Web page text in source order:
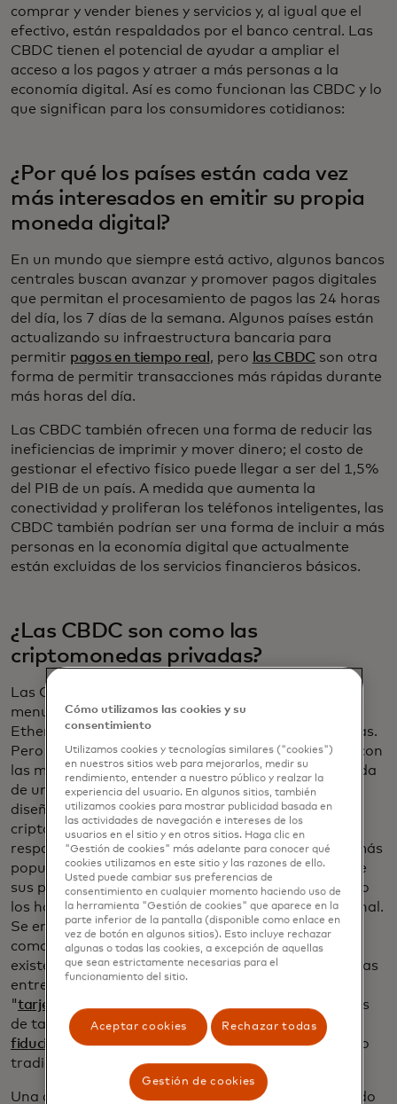
comprar y vender bienes y servicios y, al igual que el
efectivo, están respaldados por el banco central. Las
CBDC tienen el potencial de ayudar a ampliar el
acceso a los pagos y atraer a más personas a la
economía digital. Así es como funcionan las CBDC y lo
que significan para los consumidores cotidianos:
¿Por qué los países están cada vez
más interesados en emitir su propia
moneda digital?
En un mundo que siempre está activo, algunos bancos
centrales buscan avanzar y promover pagos digitales
que permitan el procesamiento de pagos las 24 horas
del día, los 7 días de la semana. Algunos países están
actualizando su infraestructura bancaria para
permitir pagos en tiempo real , pero las CBDC son otra
forma de permitir transacciones más rápidas durante
más horas del día.
Las CBDC también ofrecen una forma de reducir las
ineficiencias de imprimir y mover dinero; el costo de
gestionar el efectivo físico puede llegar a ser del 1,5%
del PIB de un país. A medida que aumenta la
conectividad y proliferan los teléfonos inteligentes, las
CBDC también podrían ser una forma de incluir a más
personas en la economía digital que actualmente
están excluidas de los servicios financieros básicos.
¿Las CBDC son como las
criptomonedas privadas?
Las CBDC y las criptomonedas privadas que a
menudo aparecen en las noticias, como Bitcoin y
Ether, son monedas digitales sin contrapartes físicas.
Pero las CBDC son emitidas por un banco central, con
las mismas garantías que respaldan el papel moneda
de una nación: son equivalentes al efectivo y están
diseñadas para las transacciones diarias. Las
criptomonedas privadas, en comparación, no están
respaldadas por un gobierno. Las criptomonedas más
populares son de libre flotación, lo que significa que
sus precios están determinados por el mercado. Eso
los hace mucho más volátiles que el dinero tradicional.
Se emplearon más como vehículos de inversión que
como moneda real para el comercio diario, aunque
existe una creciente aceptación de las criptomonedas
entre los comerciantes y nuevas opciones como las
"tarjetas criptográficas
", que permiten a los titulares
de tarjetas
convertir sus criptomonedas en moneda
fiduciariaen lugares que aceptan tarjetas de crédito
tradicionales.
Una criptomoneda privada que está experimentando
Cómo utilizamos las cookies y su
consentimiento
Utilizamos cookies y tecnologías similares ("cookies")
en nuestros sitios web para mejorarlos, medir su
rendimiento, entender a nuestro público y realzar la
experiencia del usuario. En algunos sitios, también
utilizamos cookies para mostrar publicidad basada en
las actividades de navegación e intereses de los
usuarios en el sitio y en otros sitios. Haga clic en
"Gestión de cookies" más adelante para conocer qué
cookies utilizamos en este sitio y las razones de ello.
Usted puede cambiar sus preferencias de
consentimiento en cualquier momento haciendo uso de
la herramienta "Gestión de cookies" que aparece en la
parte inferior de la pantalla (disponible como enlace en
vez de botón en algunos sitios). Esto incluye rechazar
algunas o todas las cookies, a excepción de aquellas
que sean estrictamente necesarias para el
funcionamiento del sitio.
Aceptar cookies Rechazar todas
Gestión de cookies